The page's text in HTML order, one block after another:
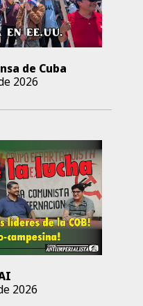
de Cuba
2026
2026